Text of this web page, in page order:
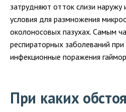
затрудняют отток слизи
условия для размножения
околоносовых пазухах. Самым
респираторных заболеваний
инфекционные поражения
При каких